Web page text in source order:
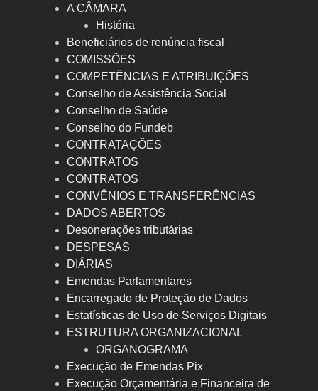
A CÂMARA
História
Beneficiários de renúncia fiscal
COMISSÕES
COMPETÊNCIAS E ATRIBUIÇÕES
Conselho de Assistência Social
Conselho de Saúde
Conselho do Fundeb
CONTRATAÇÕES
CONTRATOS
CONTRATOS
CONVÊNIOS E TRANSFERÊNCIAS
DADOS ABERTOS
Desonerações tributárias
DESPESAS
DIÁRIAS
Emendas Parlamentares
Encarregado de Proteção de Dados
Estatísticas de Uso de Serviços Digitais
ESTRUTURA ORGANIZACIONAL
ORGANOGRAMA
Execução de Emendas Pix
Execução Orçamentária e Financeira de